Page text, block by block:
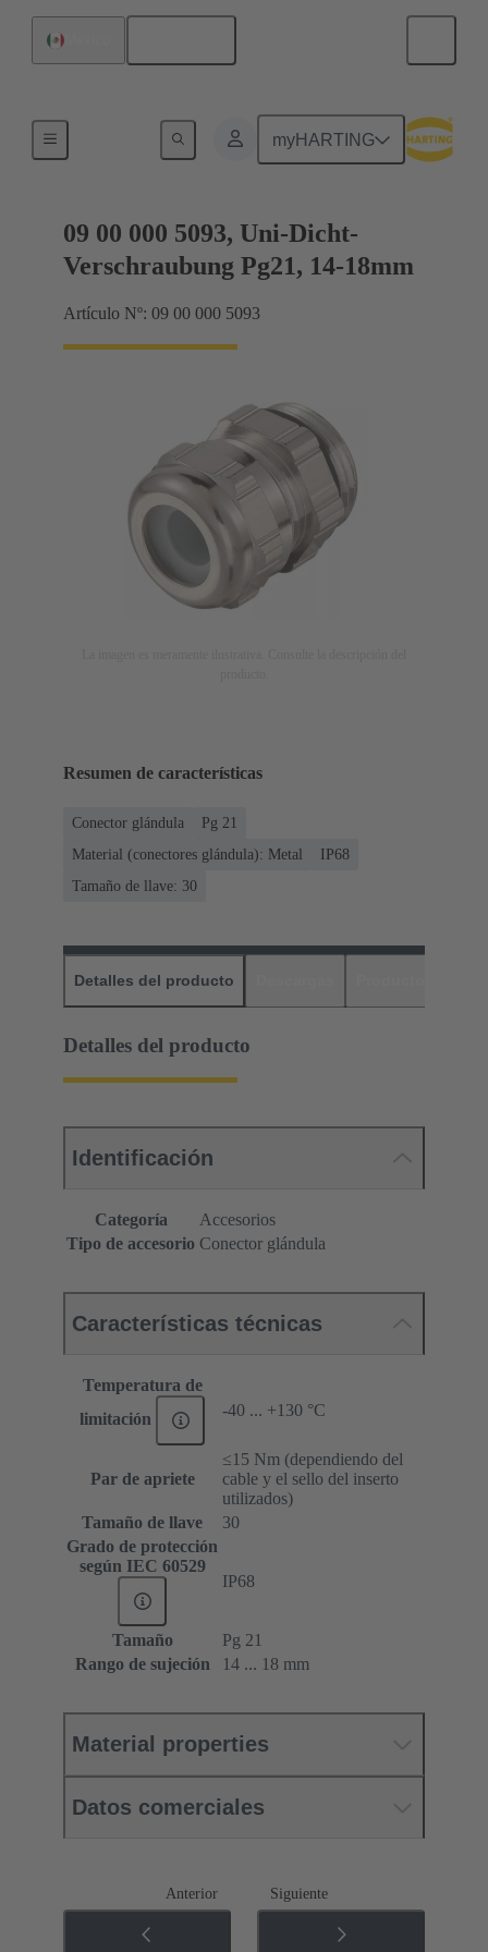
myHARTING
Conectores glándula
09 00 000 5093, Uni-Dicht-
Verschraubung Pg21, 14-18mm
Artículo Nº: 09 00 000 5093
Resumen de características
Conector glándula
Pg 21
Material (conectores glándula): Metal
IP68
Tamaño de llave: 30
Detalles del producto
Detalles del producto
Identificación
Categoría
Accesorios
Tipo de accesorio Conector glándula
Características técnicas
Temperatura de
limitación
-40 ... +130 °C
Par de apriete
≤15 Nm (dependiendo del
cable y el sello del inserto
utilizados)
Tamaño de llave
30
Grado de protección
según IEC 60529
IP68
Tamaño
Pg 21
Rango de sujeción
14 ... 18 mm
Material properties
Datos comerciales
Anterior Siguiente